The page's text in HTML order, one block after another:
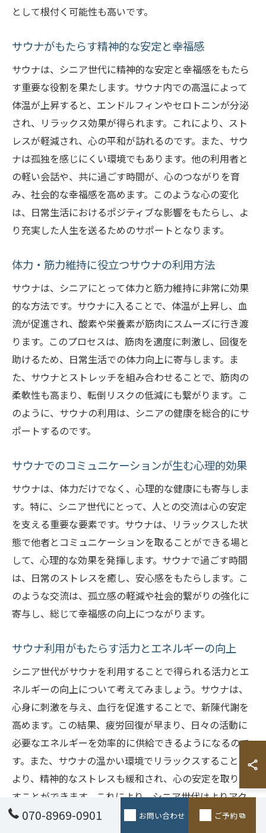
として根付く可能性も高いです。
サウナがもたらす精神的な安定と幸福感
サウナは、シニア世代に精神的な安定と幸福感をもたら
す重要な役割を果たします。サウナ内での高温によって
体温が上昇すると、エンドルフィンやセロトニンが分泌
され、リラックス効果が得られます。これにより、スト
レスが軽減され、心の平和が訪れるのです。また、サウ
ナは孤独を感じにくい環境でもあります。他の利用者と
の軽い会話や、共に過ごす時間が、心のつながりを育
み、社会的な幸福感を高めます。このような心の変化
は、日常生活におけるポジティブな影響をもたらし、よ
り充実した人生を送るためのサポートとなります。
体力・筋力維持に役立つサウナの利用方法
サウナは、シニアにとって体力と筋力維持に非常に効果
的な方法です。サウナに入ることで、体温が上昇し、血
流が促進され、酸素や栄養素が筋肉にスムーズに行き渡
ります。このプロセスは、筋肉を適度に刺激し、回復を
助けるため、日常生活での体力向上に寄与します。ま
た、サウナとストレッチを組み合わせることで、筋肉の
柔軟性も高まり、転倒リスクの低減にも繋がります。こ
のように、サウナの利用は、シニアの健康を総合的にサ
ポートするのです。
サウナでのコミュニケーションが生む心理的効果
サウナは、体力だけでなく、心理的な健康にも寄与しま
す。特に、シニア世代にとって、人との交流は心の安定
を支える重要な要素です。サウナは、リラックスした状
態で他者とコミュニケーションを取ることができる場と
して、心理的な効果を発揮します。サウナで過ごす時間
は、日常のストレスを癒し、安心感をもたらします。こ
のような交流は、孤立感の軽減や社会的繋がりの強化に
寄与し、総じて幸福感の向上につながります。
サウナ利用がもたらす活力とエネルギーの向上
シニア世代がサウナを利用することで得られる活力とエ
ネルギーの向上について考えてみましょう。サウナは、
心身に刺激を与え、血行を促進することで、新陳代謝を
高めます。この結果、疲労回復が早まり、日々の活動に
必要なエネルギーを効率的に供給できるようになるので
す。また、サウナの温かい環境でリラックスすることに
より、精神的なストレスも緩和され、心の安定を取り戻
すことができます。これにより、シニア世代はよりアク
ティブで健康的な暮らしを送ることが可能となります。
070-8969-0901 お問い合わせ ご予約